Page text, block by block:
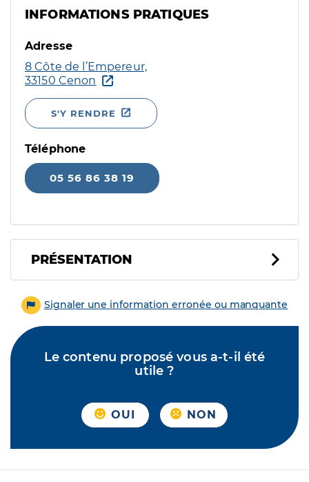
INFORMATIONS PRATIQUES
Adresse
8 Côte de l’Empereur,
33150 Cenon
S'Y RENDRE
Téléphone
05 56 86 38 19
PRÉSENTATION
Signaler une information erronée ou manquante
Le contenu proposé vous a-t-il été
utile ?
OUI NON